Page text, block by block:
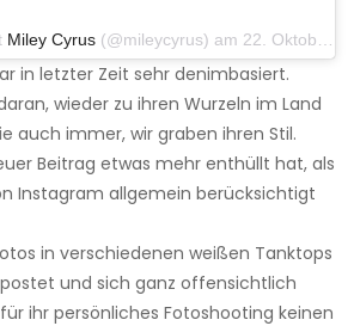
Miley Cyrus (@mileycyrus) am 22. Oktober 2019 um 11:39 Uhr PDT
in letzter Zeit sehr denimbasiert.
wieder zu ihren Wurzeln im Land
auch immer, wir graben ihren Stil.
Beitrag etwas mehr enthüllt hat, als
Instagram allgemein berücksichtigt
in verschiedenen weißen Tanktops
und sich ganz offensichtlich
ihr persönliches Fotoshooting keinen